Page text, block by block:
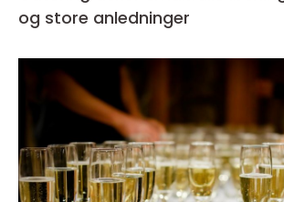
og store anledninger